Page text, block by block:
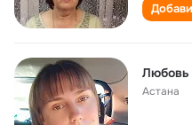
Любовь
Астана